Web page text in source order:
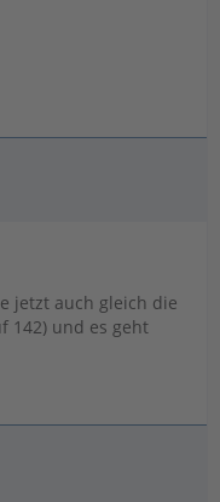
jetzt auch gleich die
142) und es geht